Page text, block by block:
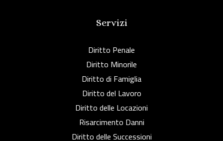
Servizi
Diritto Penale
Diritto Minorile
Diritto di Famiglia
Diritto del Lavoro
Diritto delle Locazioni
Risarcimento Danni
Diritto delle Successioni